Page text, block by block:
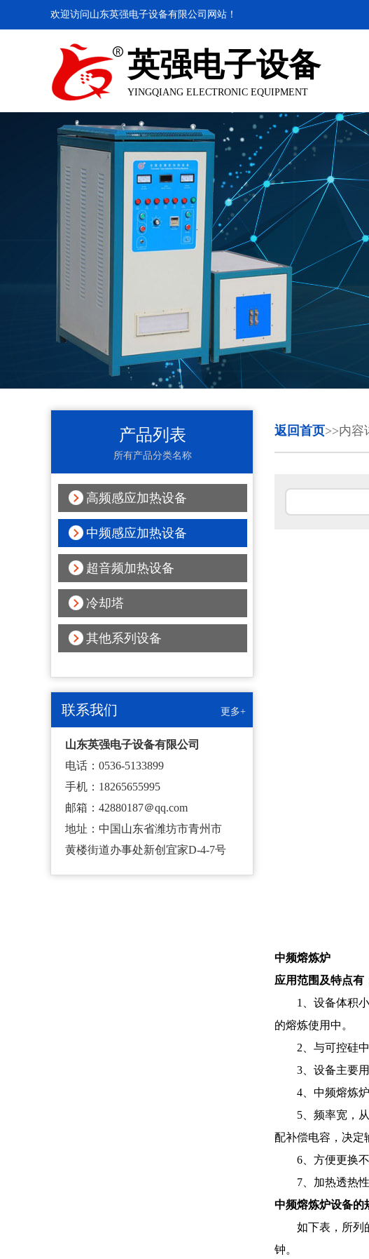
欢迎访问山东英强电子设备有限公司网站！
英强电子设备
YINGQIANG ELECTRONIC EQUIPMENT
产品列表
所有产品分类名称
高频感应加热设备
中频感应加热设备
超音频加热设备
冷却塔
其他系列设备
联系我们 更多+
山东英强电子设备有限公司
电话：0536-5133899
手机：18265655995
邮箱：42880187＠qq.com
地址：中国山东省潍坊市青州市
黄楼街道办事处新创宜家D-4-7号
返回首页>>内容
中频熔炼炉
应用范围及特点有
1、设备体积小
的熔炼使用中。
2、与可控硅中
3、设备主要用
4、中频熔炼炉
5、频率宽，从
配补偿电容，决定
6、方便更换不
7、加热透热性
中频熔炼炉设备的
如下表，所列的
钟。